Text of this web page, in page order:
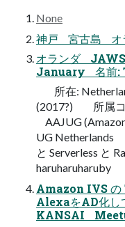
None
神戸 宮古島 オ
オランダ
January 名前:
所在:
(2017?) 所属コ
AAJUG
UG
と Serverless
Amazon IVS の
AlexaをAD化
KANSAI